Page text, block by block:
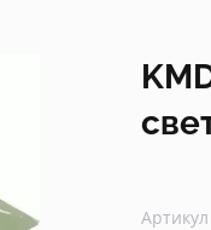
Артикул